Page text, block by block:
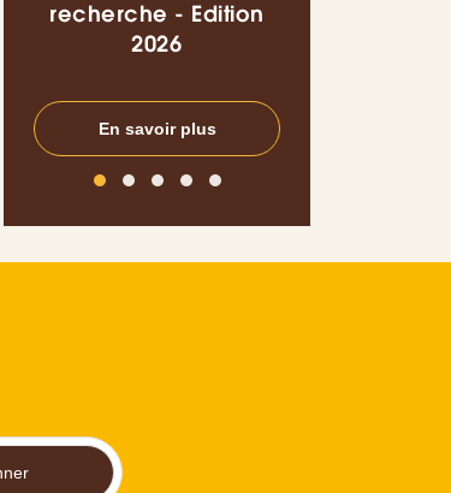
recherche - Edition
2026
En savoir plus